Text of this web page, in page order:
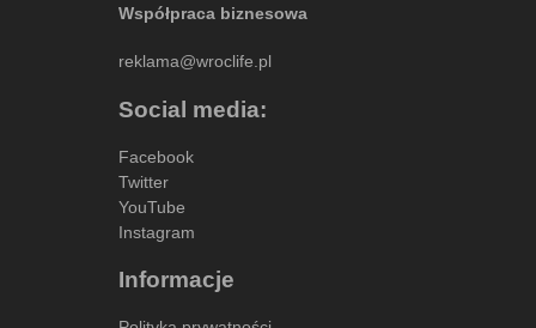
Współpraca biznesowa
reklama@wroclife.pl
Social media:
Facebook
Twitter
YouTube
Instagram
Informacje